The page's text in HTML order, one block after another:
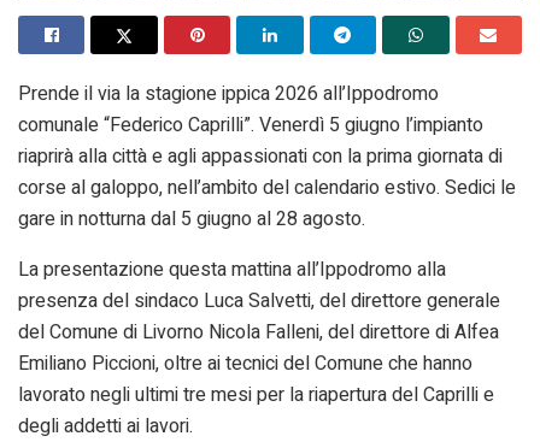
Prende il via la stagione ippica 2026 all’Ippodromo
comunale “Federico Caprilli”. Venerdì 5 giugno l’impianto
riaprirà alla città e agli appassionati con la prima giornata di
corse al galoppo, nell’ambito del calendario estivo. Sedici le
gare in notturna dal 5 giugno al 28 agosto.
La presentazione questa mattina all’Ippodromo alla
presenza del sindaco Luca Salvetti, del direttore generale
del Comune di Livorno Nicola Falleni, del direttore di Alfea
Emiliano Piccioni, oltre ai tecnici del Comune che hanno
lavorato negli ultimi tre mesi per la riapertura del Caprilli e
degli addetti ai lavori.